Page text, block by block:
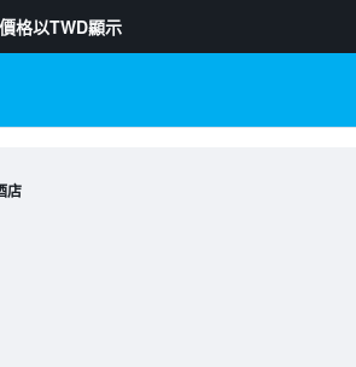
價格以TWD顯示
店